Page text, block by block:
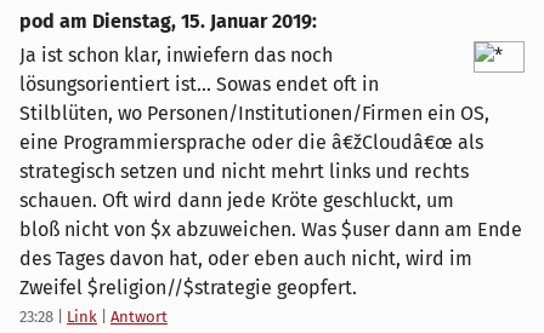
pod am Dienstag, 15. Januar 2019:
Ja ist schon klar, inwiefern das noch
lösungsorientiert ist... Sowas endet oft in
Stilblüten, wo Personen/Institutionen/Firmen ein OS,
eine Programmiersprache oder die â€žCloudâ€œ als
strategisch setzen und nicht mehrt links und rechts
schauen. Oft wird dann jede Kröte geschluckt, um
bloß nicht von $x abzuweichen. Was $user dann am Ende
des Tages davon hat, oder eben auch nicht, wird im
Zweifel $religion//$strategie geopfert.
23:28 Link Antwort